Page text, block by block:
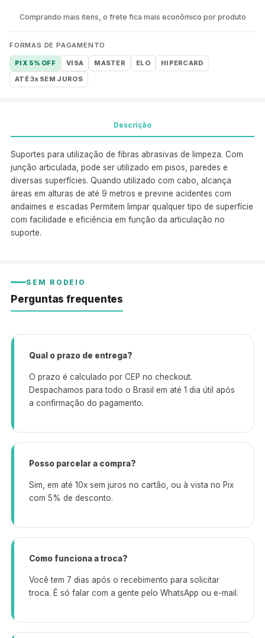
Comprando mais itens, o frete fica mais econômico por produto
FORMAS DE PAGAMENTO
PIX 5% OFF VISA MASTER ELO
HIPERCARD
ATÉ 3x SEM JUROS
Descrição
Suportes para utilização de fibras abrasivas de limpeza. Com
junção articulada, pode ser utilizado em pisos, paredes e
diversas superfícies. Quando utilizado com cabo, alcança
áreas em alturas de até 9 metros e previne acidentes com
andaimes e escadas Permitem limpar qualquer tipo de superfície
com facilidade e eficiência em função da articulação no
suporte.
SEM RODEIO
Perguntas frequentes
Qual o prazo de entrega?
O prazo é calculado por CEP no checkout.
Despachamos para todo o Brasil em até 1 dia útil após
a confirmação do pagamento.
Posso parcelar a compra?
Sim, em até 10x sem juros no cartão, ou à vista no Pix
com 5% de desconto.
Como funciona a troca?
Você tem 7 dias após o recebimento para solicitar
troca. É só falar com a gente pelo WhatsApp ou e-mail.